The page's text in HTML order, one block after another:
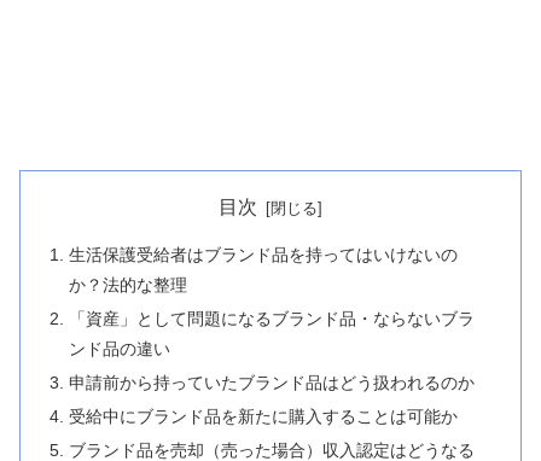
目次
生活保護受給者はブランド品を持ってはいけないの
か？法的な整理
「資産」として問題になるブランド品・ならないブラ
ンド品の違い
申請前から持っていたブランド品はどう扱われるのか
受給中にブランド品を新たに購入することは可能か
ブランド品を売却（売った場合）収入認定はどうなる